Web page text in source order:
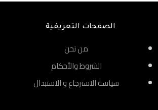
الصفحات التعريفية
من نحن
الشروط والأحكام
سياسة الاسترجاع و الاستبدال